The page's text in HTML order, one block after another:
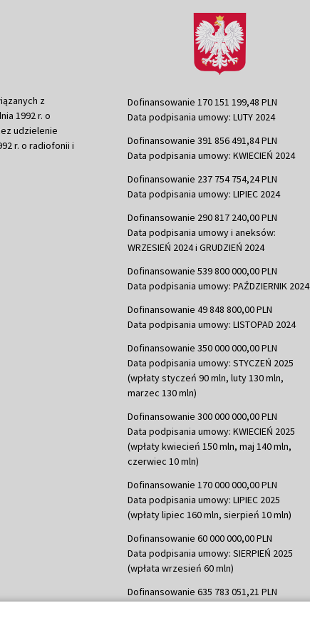
z
1992 r. o
udzielenie
r. o radiofonii i
Dofinansowanie 170 151 199,48 PLN
Data podpisania umowy: LUTY 2024
Dofinansowanie 391 856 491,84 PLN
Data podpisania umowy: KWIECIEŃ 2024
Dofinansowanie 237 754 754,24 PLN
Data podpisania umowy: LIPIEC 2024
Dofinansowanie 290 817 240,00 PLN
Data podpisania umowy i aneksów:
WRZESIEŃ 2024 i GRUDZIEŃ 2024
Dofinansowanie 539 800 000,00 PLN
Data podpisania umowy: PAŹDZIERNIK 2024
Dofinansowanie 49 848 800,00 PLN
Data podpisania umowy: LISTOPAD 2024
Dofinansowanie 350 000 000,00 PLN
Data podpisania umowy: STYCZEŃ 2025
(wpłaty styczeń 90 mln, luty 130 mln,
marzec 130 mln)
Dofinansowanie 300 000 000,00 PLN
Data podpisania umowy: KWIECIEŃ 2025
(wpłaty kwiecień 150 mln, maj 140 mln,
czerwiec 10 mln)
Dofinansowanie 170 000 000,00 PLN
Data podpisania umowy: LIPIEC 2025
(wpłaty lipiec 160 mln, sierpień 10 mln)
Dofinansowanie 60 000 000,00 PLN
Data podpisania umowy: SIERPIEŃ 2025
(wpłata wrzesień 60 mln)
Dofinansowanie 635 783 051,21 PLN